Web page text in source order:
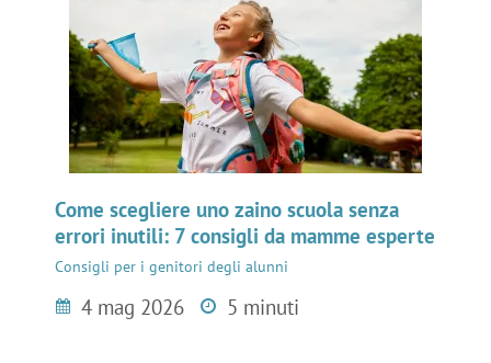
Come scegliere uno zaino scuola senza
errori inutili: 7 consigli da mamme esperte
Consigli per i genitori degli alunni
4 mag 2026 5 minuti